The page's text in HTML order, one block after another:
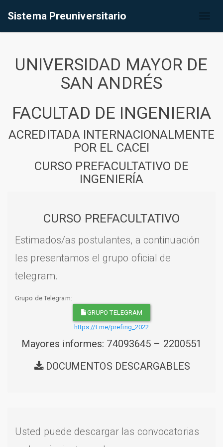
Sistema Preuniversitario
UNIVERSIDAD MAYOR DE
SAN ANDRÉS
FACULTAD DE INGENIERIA
ACREDITADA INTERNACIONALMENTE
POR EL CACEI
CURSO PREFACULTATIVO DE
INGENIERÍA
CURSO PREFACULTATIVO
Estimados/as postulantes, a continuación
les presentamos el grupo oficial de
telegram.
Grupo de Telegram:
GRUPO TELEGRAM
https://t.me/prefing_2022
Mayores informes: 74093645 – 2200551
DOCUMENTOS DESCARGABLES
Usted puede descargar las convocatorias